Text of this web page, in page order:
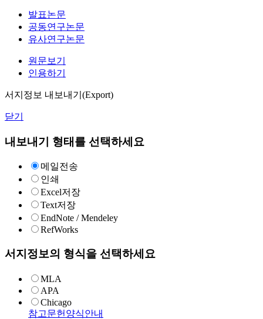
발표논문
공동연구논문
유사연구논문
원문보기
인용하기
서지정보 내보내기(Export)
닫기
내보내기 형태를 선택하세요
메일전송
인쇄
Excel저장
Text저장
EndNote / Mendeley
RefWorks
서지정보의 형식을 선택하세요
MLA
APA
Chicago
참고문헌양식안내